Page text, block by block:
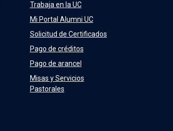
Trabaja en la UC
Mi Portal Alumni UC
Solicitud de Certificados
Pago de créditos
Pago de arancel
Misas y Servicios
Pastorales